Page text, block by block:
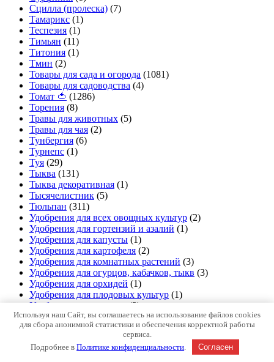
Сцилла (пролеска) (7)
Тамарикс (1)
Теспезия (1)
Тимьян (11)
Титония (1)
Тмин (2)
Товары для сада и огорода (1081)
Товары для садоводства (4)
Томат 🍅 (1286)
Торения (8)
Травы для животных (5)
Травы для чая (2)
Тунбергия (6)
Турнепс (1)
Туя (29)
Тыква (131)
Тыква декоративная (1)
Тысячелистник (5)
Тюльпан (311)
Удобрения для всех овощных культур (2)
Удобрения для гортензий и азалий (1)
Удобрения для капусты (1)
Удобрения для картофеля (2)
Удобрения для комнатных растений (3)
Удобрения для огурцов, кабачков, тыкв (3)
Удобрения для орхидей (1)
Удобрения для плодовых культур (1)
Удобрения для рассады (3)
Удобрения для роз (3)
Удобрения для срезанных цветов (1)
Удобрения для томатов, перцев, баклажан (4)
Удобрения для хвойных (1)
Используя наш Сайт, вы соглашаетесь на использование файлов cookies
для сбора анонимной статистики и обеспечения корректной работы
сервиса.
Подробнее вПолитике конфиденциальности Согласен